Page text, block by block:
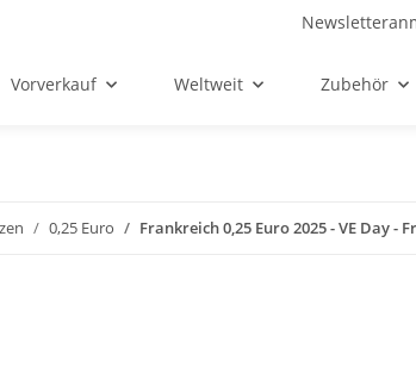
Vorverkauf Weltweit Zubehör
0,25 Euro Frankreich 0,25 Euro 2025 - VE Day -